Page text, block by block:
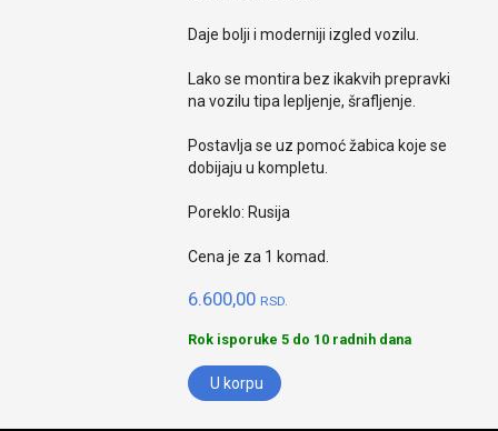
Daje bolji i moderniji izgled vozilu.
Lako se montira bez ikakvih prepravki
na vozilu tipa lepljenje, šrafljenje.
Postavlja se uz pomoć žabica koje se
dobijaju u kompletu.
Poreklo: Rusija
Cena je za 1 komad.
6.600,00 RSD.
Rok isporuke 5 do 10 radnih dana
U korpu